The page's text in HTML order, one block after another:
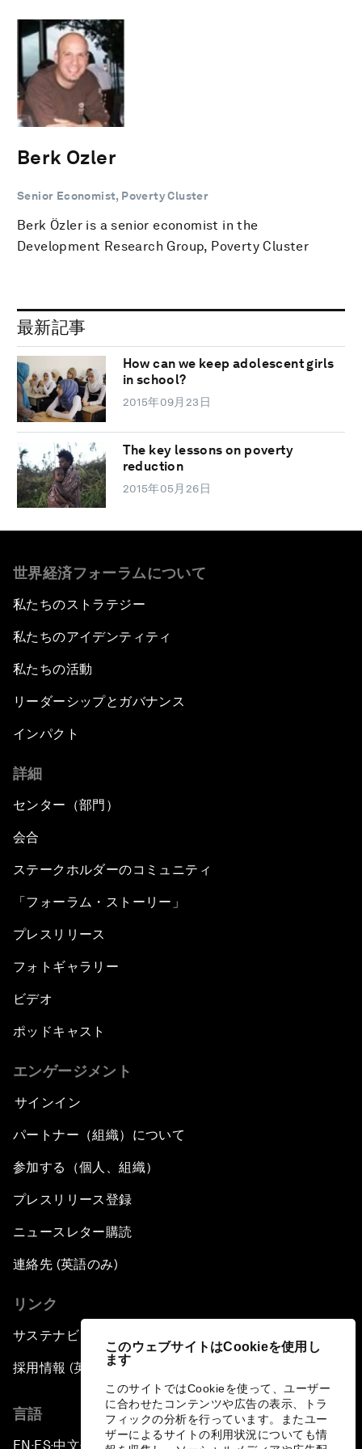
このウェブサイトはCookieを使用し
ます
このサイトではCookieを使って、ユーザー
に合わせたコンテンツや広告の表示、トラ
フィックの分析を行っています。またユー
ザーによるサイトの利用状況についても情
Berk Ozler
Senior Economist, Poverty Cluster
Berk Özler is a senior economist in the
Development Research Group, Poverty Cluster
最新記事
How can we keep adolescent girls
in school?
2015年09月23日
The key lessons on poverty
reduction
2015年05月26日
世界経済フォーラムについて
私たちのストラテジー
私たちのアイデンティティ
私たちの活動
リーダーシップとガバナンス
インパクト
詳細
センター（部門）
会合
ステークホルダーのコミュニティ
「フォーラム・ストーリー」
プレスリリース
フォトギャラリー
ビデオ
ポッドキャスト
エンゲージメント
サインイン
パートナー（組織）について
参加する（個人、組織）
プレスリリース登録
ニュースレター購読
連絡先 (英語のみ)
リンク
サステナビリティへの取り組み
採用情報 (英語のみ)
言語
EN ▪ES▪中文▪ 日本語